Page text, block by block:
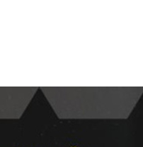
2023